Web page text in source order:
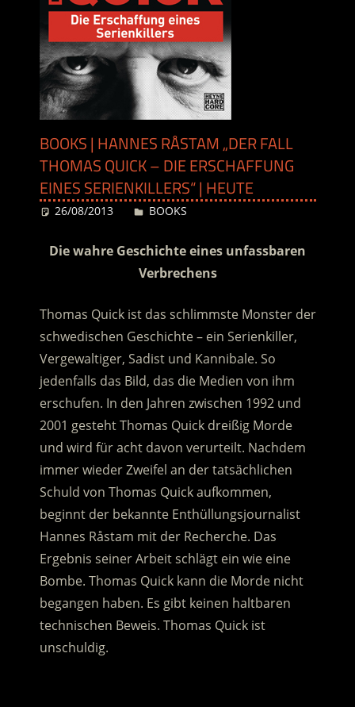
BOOKS | HANNES RÅSTAM „DER FALL
THOMAS QUICK – DIE ERSCHAFFUNG
EINES SERIENKILLERS“ | HEUTE
26/08/2013 Desiree
BOOKS
Die wahre Geschichte eines unfassbaren
Verbrechens
Thomas Quick ist das schlimmste Monster der
schwedischen Geschichte – ein Serienkiller,
Vergewaltiger, Sadist und Kannibale. So
jedenfalls das Bild, das die Medien von ihm
erschufen. In den Jahren zwischen 1992 und
2001 gesteht Thomas Quick dreißig Morde
und wird für acht davon verurteilt. Nachdem
immer wieder Zweifel an der tatsächlichen
Schuld von Thomas Quick aufkommen,
beginnt der bekannte Enthüllungsjournalist
Hannes Råstam mit der Recherche. Das
Ergebnis seiner Arbeit schlägt ein wie eine
Bombe. Thomas Quick kann die Morde nicht
begangen haben. Es gibt keinen haltbaren
technischen Beweis. Thomas Quick ist
unschuldig.